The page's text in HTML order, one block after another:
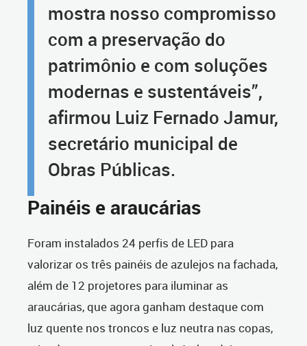
mostra nosso compromisso
com a preservação do
patrimônio e com soluções
modernas e sustentáveis”,
afirmou Luiz Fernado Jamur,
secretário municipal de
Obras Públicas.
Painéis e araucárias
Foram instalados 24 perfis de LED para
valorizar os três painéis de azulejos na fachada,
além de 12 projetores para iluminar as
araucárias, que agora ganham destaque com
luz quente nos troncos e luz neutra nas copas,